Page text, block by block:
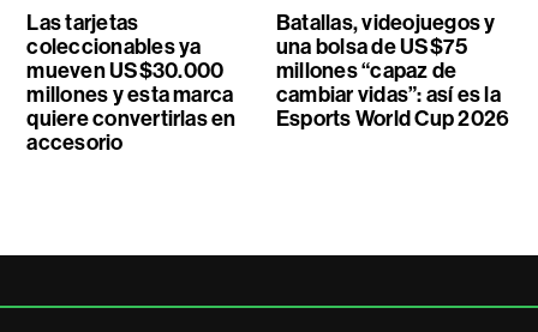
Las tarjetas
coleccionables ya
mueven US$30.000
millones y esta marca
quiere convertirlas en
accesorio
Batallas, videojuegos y
una bolsa de US$75
millones “capaz de
cambiar vidas”: así es la
Esports World Cup 2026